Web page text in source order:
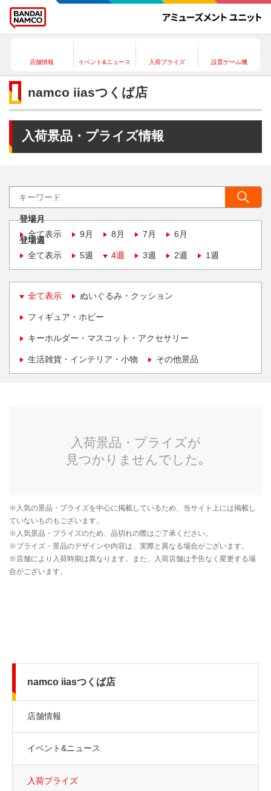
店舗情報 イベント&ニュース 入荷プライズ 設置ゲーム機
namco iiasつくば店
入荷景品・プライズ情報
登場月
全て表示
9月 8月 7月 6月
登場週
全て表示
5週 4週 3週 2週 1週
全て表示 ぬいぐるみ・クッション
フィギュア・ホビー
キーホルダー・マスコット・アクセサリー
生活雑貨・インテリア・小物 その他景品
namco iiasつくば店
店舗情報
イベント&ニュース
入荷プライズ